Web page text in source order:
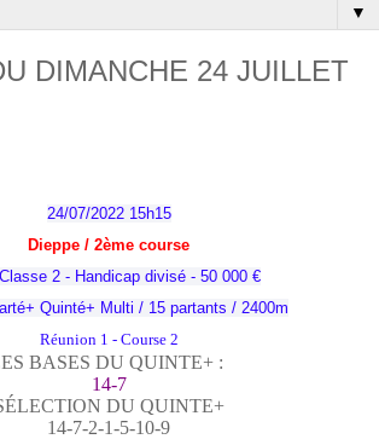
▼
DIMANCHE 24 JUILLET
24/07/2022 15h15
Dieppe / 2ème course
2 - Handicap divisé - 50 000 €
Quinté+ Multi / 15 partants / 2400m
Réunion 1 - Course 2
BASES DU QUINTE+ :
14-7
DU QUINTE+
14-7-2-1-5-10-9